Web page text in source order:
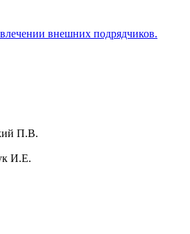
внешних подрядчиков.
П.В.
И.Е.